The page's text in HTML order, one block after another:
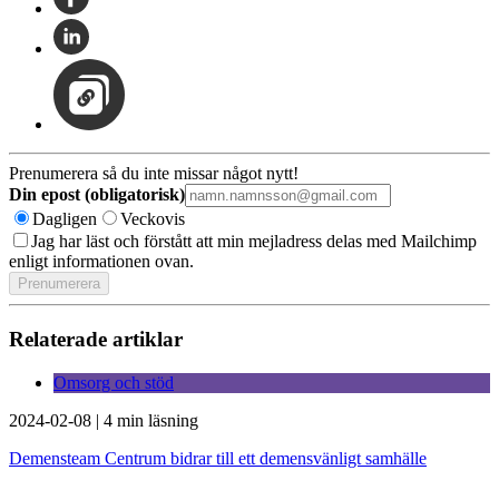
Prenumerera så du inte missar något nytt!
Din epost (obligatorisk)
Dagligen
Veckovis
Jag har läst och förstått att min mejladress delas med Mailchimp
enligt informationen ovan.
Relaterade artiklar
Omsorg och stöd
2024-02-08 | 4 min läsning
Demensteam Centrum bidrar till ett demensvänligt samhälle